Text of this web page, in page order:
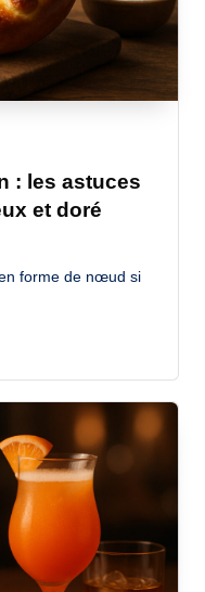
: les astuces
et doré
forme de nœud si